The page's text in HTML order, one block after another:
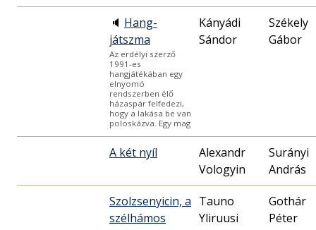
🔈 Hang-
játszma
Az erdélyi szerző
1991-es
hangjátékában egy
elnyomó
rendszerben élő
házaspár felfedezi,
hogy a lakása be van
poloskázva. Egy mag
Kányádi
Sándor
Székely
Gábor
A két nyíl
Alexandr
Vologyin
Surányi
András
Szolzsenyicin, a
szélhámos
Tauno
Yliruusi
Gothár
Péter